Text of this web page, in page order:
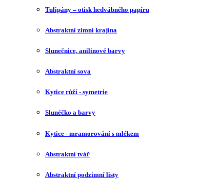
Tulipány – otisk hedvábného papíru
Abstraktní zimní krajina
Slunečnice, anilinové barvy
Abstraktní sova
Kytice růží - symetrie
Slunéčko a barvy
Kytice - mramorování s mlékem
Abstraktní tvář
Abstraktní podzimní listy